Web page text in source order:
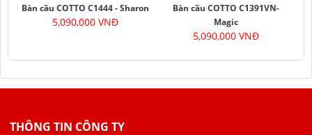
Bàn cầu COTTO C1444 - Sharon
5,090,000 VNĐ
Bàn cầu COTTO C1391VN-
Magic
5,090,000 VNĐ
THÔNG TIN CÔNG TY